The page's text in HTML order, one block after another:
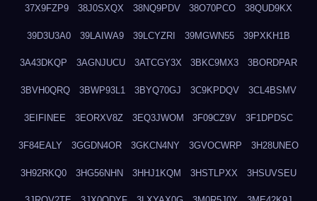
37X9FZP9 38J0SXQX 38NQ9PDV 38O70PCO 38QUD9KX
39D3U3A0 39LAIWA9 39LCYZRI 39MGWN55 39PXKH1B
3A43DKQP 3AGNJUCU 3ATCGY3X 3BKC9MX3 3BORDPAR
3BVH0QRQ 3BWP93L1 3BYQ70GJ 3C9KPDQV 3CL4BSMV
3EIFINEE 3EORXV8Z 3EQ3JWOM 3F09CZ9V 3F1DPDSC
3F84EALY 3GGDN4OR 3GKCN4NY 3GVOCWRP 3H28UNEO
3H92RKQ0 3HG56NHN 3HHJ1KQM 3HSTLPXX 3HSUVSEU